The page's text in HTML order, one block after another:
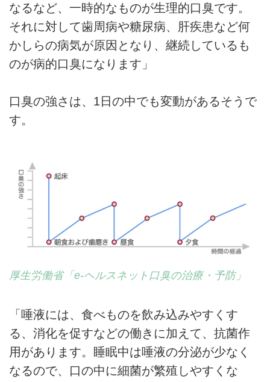
なるなど、一時的なものが生理的口臭です。
それに対して歯周病や糖尿病、肝疾患など何
かしらの病気が原因となり、継続しているも
のが病的口臭になります」
口臭の強さは、1日の中でも変動があるそうで
す。
厚生労働省「e-ヘルスネット口臭の治療・予防」
「唾液には、食べものを飲み込みやすくす
る、消化を促すなどの働きに加えて、抗菌作
用があります。睡眠中は唾液の分泌が少なく
なるので、口の中に細菌が繁殖しやすくな